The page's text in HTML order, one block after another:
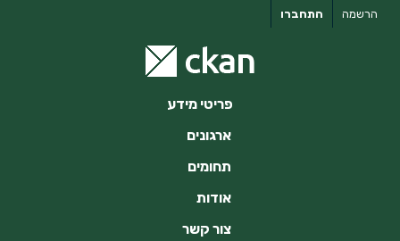
התחברו הרשמה
פריטי מידע
ארגונים
תחומים
אודות
צור קשר